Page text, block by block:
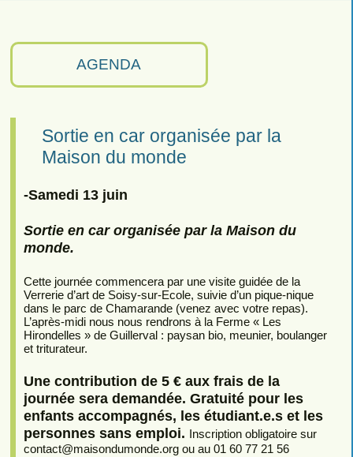
AGENDA
Sortie en car organisée par la
Maison du monde
-Samedi 13 juin
Sortie en car organisée par la Maison du
monde.
Cette journée commencera par une visite guidée de la
Verrerie d’art de Soisy-sur-Ecole, suivie d’un pique-nique
dans le parc de Chamarande (venez avec votre repas).
L’après-midi nous nous rendrons à la Ferme « Les
Hirondelles » de Guillerval : paysan bio, meunier, boulanger
et triturateur.
Une contribution de 5 € aux frais de la
journée sera demandée. Gratuité pour les
enfants accompagnés, les étudiant.e.s et les
personnes sans emploi. Inscription obligatoire sur
contact@maisondumonde.org ou au 01 60 77 21 56